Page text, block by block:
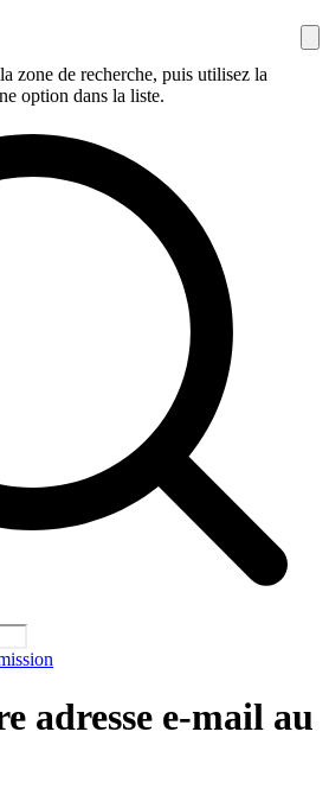
zone de recherche, puis utilisez la
option dans la liste.
adresse e-mail au